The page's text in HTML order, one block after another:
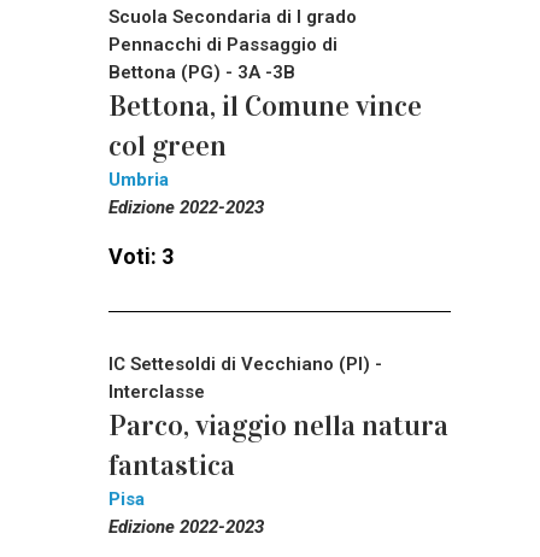
Scuola Secondaria di I grado
Pennacchi di Passaggio di
Bettona (PG) - 3A -3B
Bettona, il Comune vince
col green
Umbria
Edizione 2022-2023
Voti: 3
IC Settesoldi di Vecchiano (PI) -
Interclasse
Parco, viaggio nella natura
fantastica
Pisa
Edizione 2022-2023